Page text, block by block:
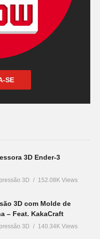
SE
3D Ender-3
3D 152.08K Views
3D com Molde de
– Feat. KakaCraft
3D 140.34K Views